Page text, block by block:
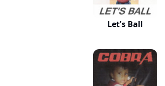
Let's Ball